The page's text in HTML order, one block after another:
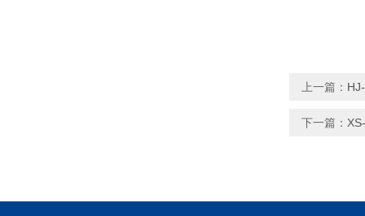
上一篇：
下一篇：